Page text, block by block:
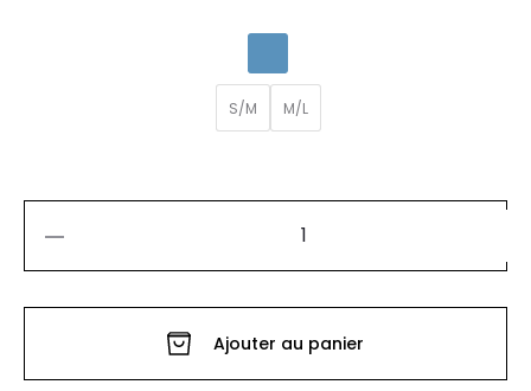
S/M M/L
BARDOT
Ajouter au panier